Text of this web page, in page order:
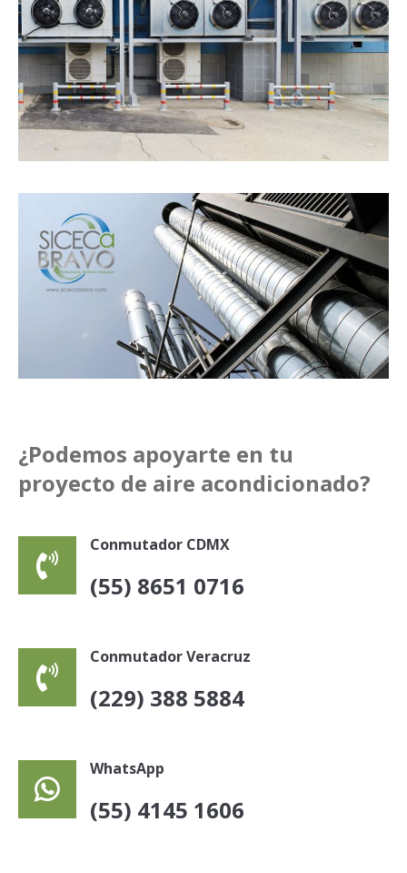
¿Podemos apoyarte en tu
proyecto de aire acondicionado?
Conmutador CDMX
(55) 8651 0716
Conmutador Veracruz
(229) 388 5884
WhatsApp
(55) 4145 1606